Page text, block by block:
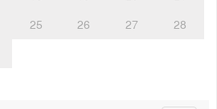
25 26 27
28